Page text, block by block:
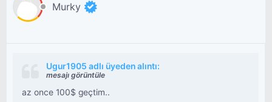
Murky
Ugur1905 adlı üyeden alıntı:
mesajı görüntüle
az once 100$ geçtim..